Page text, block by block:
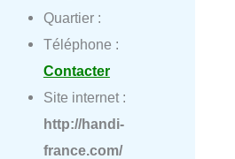
Quartier :
Téléphone :
Contacter
Site internet :
http://handi-
france.com/